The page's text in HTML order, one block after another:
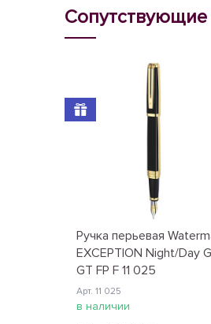
Ручка перьевая
EXCEPTION Night/Day
GT FP F 11 025
Арт. 11 025
в наличии